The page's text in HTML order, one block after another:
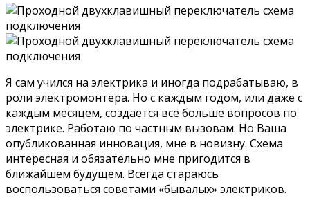
Я сам учился на электрика и иногда подрабатываю, в
роли электромонтера. Но с каждым годом, или даже с
каждым месяцем, создается всё больше вопросов по
электрике. Работаю по частным вызовам. Но Ваша
опубликованная инновация, мне в новизну. Схема
интересная и обязательно мне пригодится в
ближайшем будущем. Всегда стараюсь
воспользоваться советами «бывалых» электриков.